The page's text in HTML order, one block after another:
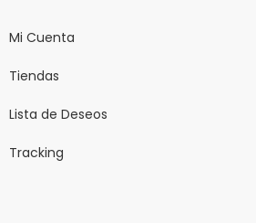
Mi Cuenta
Tiendas
Lista de Deseos
Tracking